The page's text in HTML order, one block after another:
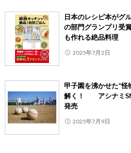
日本のレシピ本がグ
の部門グランプリ受
も作れる絶品料理
2025年7月2日
甲子園を沸かせた“
解く！ アシナミ
発売
2025年7月9日